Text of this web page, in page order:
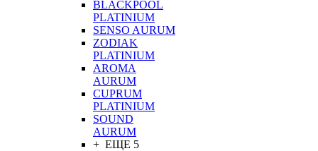
BLACKPOOL
PLATINIUM
SENSO AURUM
ZODIAK
PLATINIUM
AROMA
AURUM
CUPRUM
PLATINIUM
SOUND
AURUM
+ ЕЩЕ 5